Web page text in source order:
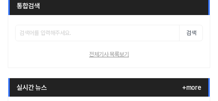
통합검색
검색
전체기사 목록보기
실시간 뉴스 +more